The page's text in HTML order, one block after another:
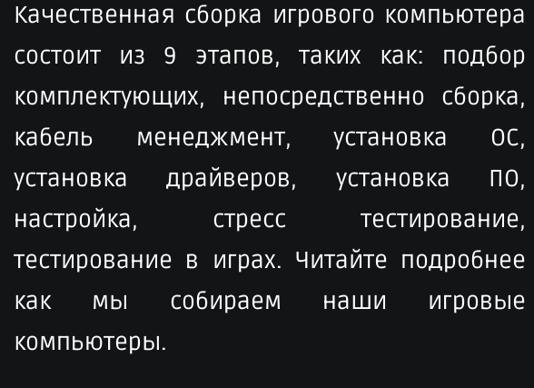
Качественная сборка игрового компьютера
состоит из 9 этапов, таких как: подбор
комплектующих, непосредственно сборка,
кабель менеджмент, установка ОС,
установка драйверов, установка ПО,
настройка, стресс тестирование,
тестирование в играх. Читайте подробнее
как мы собираем наши игровые
компьютеры.